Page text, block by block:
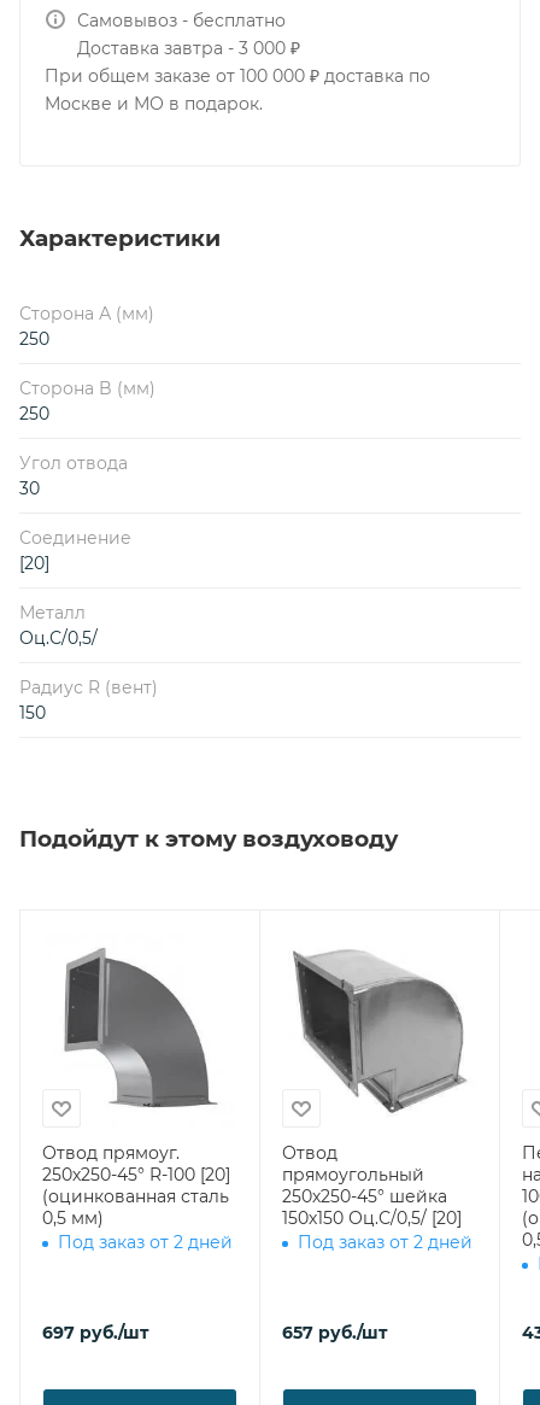
Самовывоз - бесплатно
Доставка завтра - 3 000 ₽
При общем заказе от 100 000 ₽ доставка по
Москве и МО в подарок.
Характеристики
Сторона А (мм)
250
Сторона B (мм)
250
Угол отвода
30
Соединение
[20]
Металл
Оц.С/0,5/
Радиус R (вент)
150
Подойдут к этому воздуховоду
Отвод прямоуг.
250х250-45° R-100 [20]
(оцинкованная сталь
0,5 мм)
Под заказ от 2 дней
697 руб./шт
Отвод
прямоугольный
250х250-45° шейка
150х150 Оц.С/0,5/ [20]
Под заказ от 2 дней
657 руб./шт